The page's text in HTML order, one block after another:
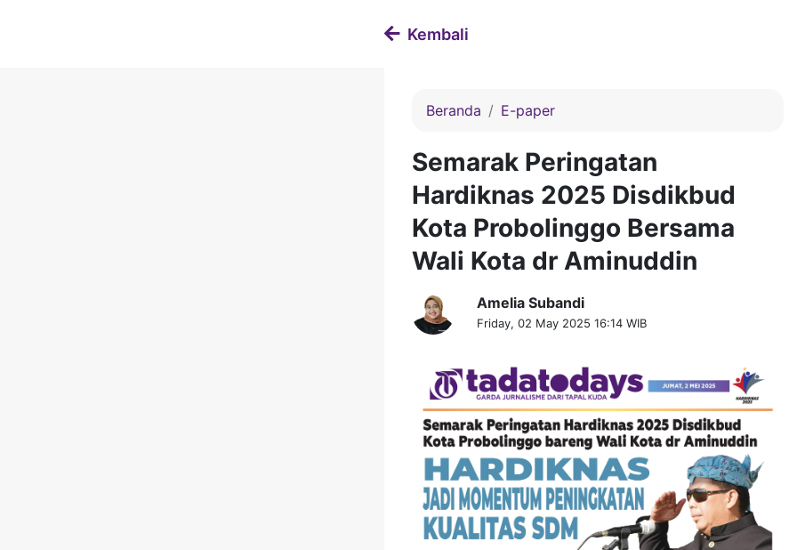
Kembali
Beranda E-paper
Semarak Peringatan
Hardiknas 2025 Disdikbud
Kota Probolinggo Bersama
Wali Kota dr Aminuddin
Amelia Subandi
Friday, 02 May 2025 16:14 WIB